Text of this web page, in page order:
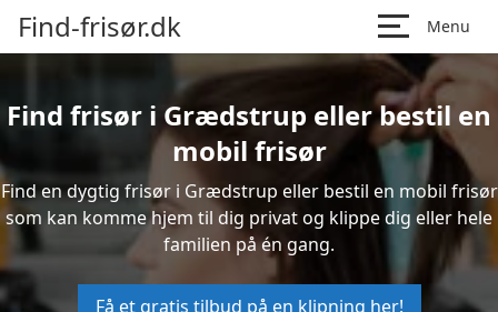
Find-frisør.dk Menu
Find frisør i Grædstrup eller bestil en
mobil frisør
Find en dygtig frisør i Grædstrup eller bestil en mobil frisør
som kan komme hjem til dig privat og klippe dig eller hele
familien på én gang.
Få et gratis tilbud på en klipning her!